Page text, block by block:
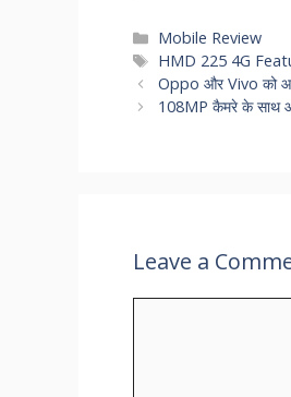
Categories
Mobile Review
Tags
HMD 225 4G
Oppo और Vivo को
108MP कैमरे के साथ
Leave a